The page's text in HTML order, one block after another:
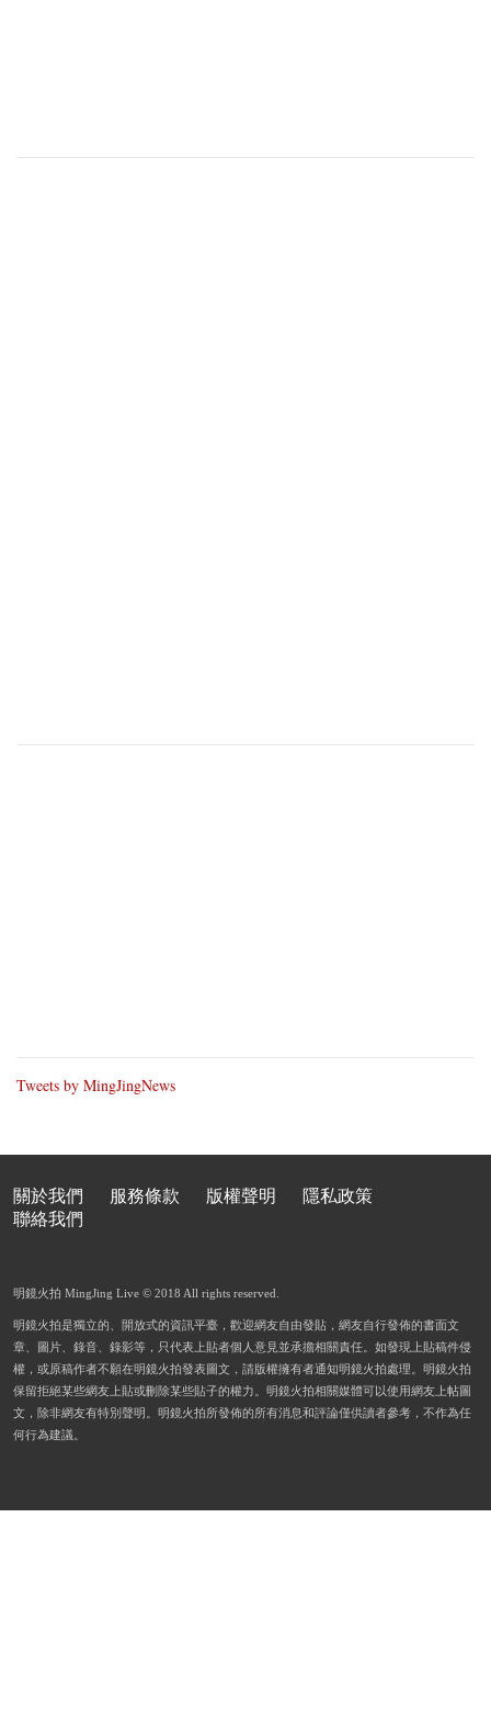
Tweets by MingJingNews
關於我們 服務條款 版權聲明
隱私政策
聯絡我們
明鏡火拍 MingJing Live © 2018 All rights reserved.
明鏡火拍是獨立的、開放式的資訊平臺，歡迎網友自由發貼，網友自行發佈的書面文
章、圖片、錄音、錄影等，只代表上貼者個人意見並承擔相關責任。如發現上貼稿件侵
權，或原稿作者不願在明鏡火拍發表圖文，請版權擁有者通知明鏡火拍處理。明鏡火拍
保留拒絕某些網友上貼或刪除某些貼子的權力。明鏡火拍相關媒體可以使用網友上帖圖
文，除非網友有特別聲明。明鏡火拍所發佈的所有消息和評論僅供讀者參考，不作為任
何行為建議。